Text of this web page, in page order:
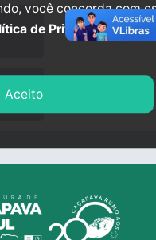
você concorda com
de Privacidade.
Aceito